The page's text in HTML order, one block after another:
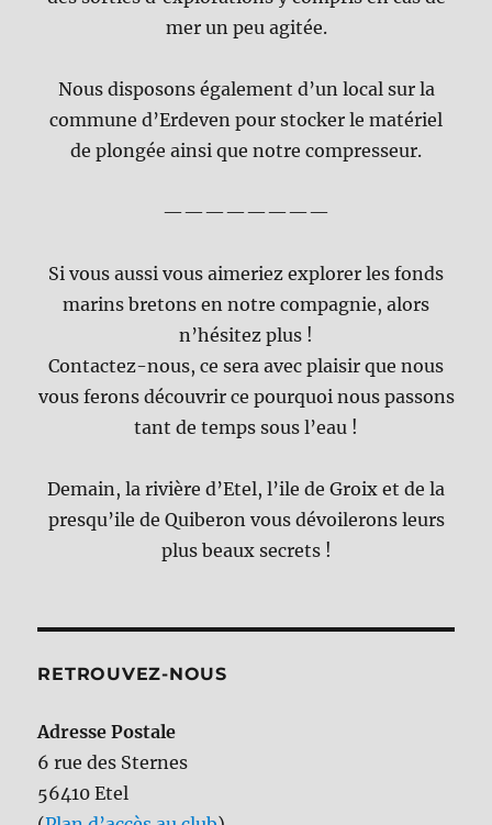
mer un peu agitée.
Nous disposons également d’un local sur la
commune d’Erdeven pour stocker le matériel
de plongée ainsi que notre compresseur.
————————
Si vous aussi vous aimeriez explorer les fonds
marins bretons en notre compagnie, alors
n’hésitez plus !
Contactez-nous, ce sera avec plaisir que nous
vous ferons découvrir ce pourquoi nous passons
tant de temps sous l’eau !
Demain, la rivière d’Etel, l’ile de Groix et de la
presqu’ile de Quiberon vous dévoilerons leurs
plus beaux secrets !
RETROUVEZ-NOUS
Adresse Postale
6 rue des Sternes
56410 Etel